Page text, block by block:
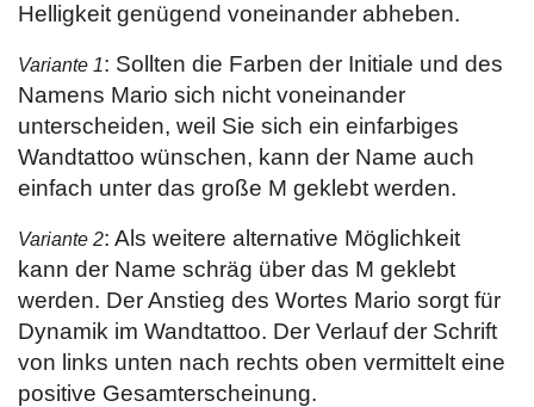
Helligkeit genügend voneinander abheben.
Variante 1: Sollten die Farben der Initiale und des
Namens Mario sich nicht voneinander
unterscheiden, weil Sie sich ein einfarbiges
Wandtattoo wünschen, kann der Name auch
einfach unter das große M geklebt werden.
Variante 2: Als weitere alternative Möglichkeit
kann der Name schräg über das M geklebt
werden. Der Anstieg des Wortes Mario sorgt für
Dynamik im Wandtattoo. Der Verlauf der Schrift
von links unten nach rechts oben vermittelt eine
positive Gesamterscheinung.